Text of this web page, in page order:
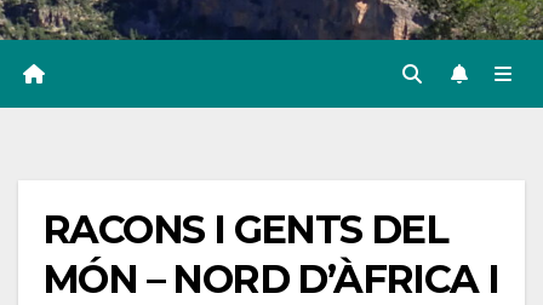
RACONS I GENTS DEL
MÓN – NORD D’ÀFRICA I